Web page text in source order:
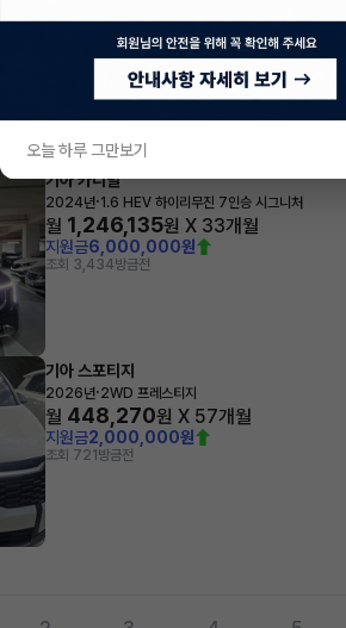
828,455원 X30개월
3,000,000원
방금전
기아 카니발
2024년·1.6 HEV 하이리무진 7인승 시그니처
월 1,246,135원 X 33개월
지원금6,000,000원
조회 3,434방금전
기아 스포티지
2026년·2WD 프레스티지
월 448,270원 X 57개월
지원금2,000,000원
조회 721 방금전
오늘 하루 그만보기